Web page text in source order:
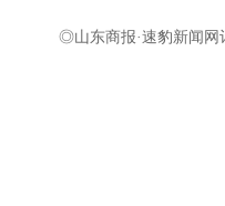
◎山东商报·速豹新闻网